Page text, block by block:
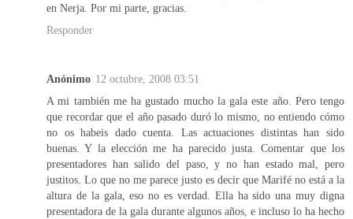
en Nerja. Por mi parte, gracias.
Responder
Anónimo 12 octubre, 2008 03:51
A mi también me ha gustado mucho la gala este año. Pero tengo
que recordar que el año pasado duró lo mismo, no entiendo cómo
no os habeis dado cuenta. Las actuaciones distintas han sido
buenas. Y la elección me ha parecido justa. Comentar que los
presentadores han salido del paso, y no han estado mal, pero
justitos. Lo que no me parece justo es decir que Marifé no está a la
altura de la gala, eso no es verdad. Ella ha sido una muy digna
presentadora de la gala durante algunos años, e incluso lo ha hecho